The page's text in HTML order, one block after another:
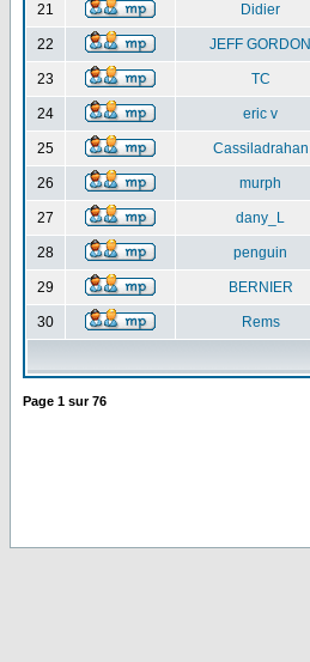
21 Didier
22 JEFF GORDON
23 TC
24 eric v
25 Cassiladrahan
26 murph
27 dany_L
28 penguin
29 BERNIER
30 Rems
Page 1 sur76